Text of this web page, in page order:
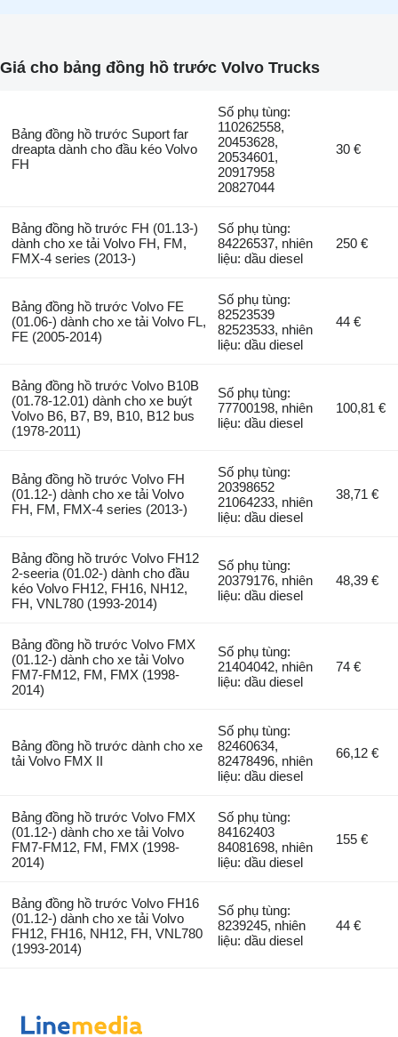
Giá cho bảng đồng hồ trước Volvo Trucks
Bảng đồng hồ trước Suport far
dreapta dành cho đầu kéo Volvo
FH
Số phụ tùng:
110262558,
20453628,
20534601,
20917958
20827044
30 €
Bảng đồng hồ trước FH (01.13-)
dành cho xe tải Volvo FH, FM,
FMX-4 series (2013-)
Số phụ tùng:
84226537, nhiên
liệu: dầu diesel
250 €
Bảng đồng hồ trước Volvo FE
(01.06-) dành cho xe tải Volvo FL,
FE (2005-2014)
Số phụ tùng:
82523539
82523533, nhiên
liệu: dầu diesel
44 €
Bảng đồng hồ trước Volvo B10B
(01.78-12.01) dành cho xe buýt
Volvo B6, B7, B9, B10, B12 bus
(1978-2011)
Số phụ tùng:
77700198, nhiên
liệu: dầu diesel
100,81 €
Bảng đồng hồ trước Volvo FH
(01.12-) dành cho xe tải Volvo
FH, FM, FMX-4 series (2013-)
Số phụ tùng:
20398652
21064233, nhiên
liệu: dầu diesel
38,71 €
Bảng đồng hồ trước Volvo FH12
2-seeria (01.02-) dành cho đầu
kéo Volvo FH12, FH16, NH12,
FH, VNL780 (1993-2014)
Số phụ tùng:
20379176, nhiên
liệu: dầu diesel
48,39 €
Bảng đồng hồ trước Volvo FMX
(01.12-) dành cho xe tải Volvo
FM7-FM12, FM, FMX (1998-
2014)
Số phụ tùng:
21404042, nhiên
liệu: dầu diesel
74 €
Bảng đồng hồ trước dành cho xe
tải Volvo FMX II
Số phụ tùng:
82460634,
82478496, nhiên
liệu: dầu diesel
66,12 €
Bảng đồng hồ trước Volvo FMX
(01.12-) dành cho xe tải Volvo
FM7-FM12, FM, FMX (1998-
2014)
Số phụ tùng:
84162403
84081698, nhiên
liệu: dầu diesel
155 €
Bảng đồng hồ trước Volvo FH16
(01.12-) dành cho xe tải Volvo
FH12, FH16, NH12, FH, VNL780
(1993-2014)
Số phụ tùng:
8239245, nhiên
liệu: dầu diesel
44 €